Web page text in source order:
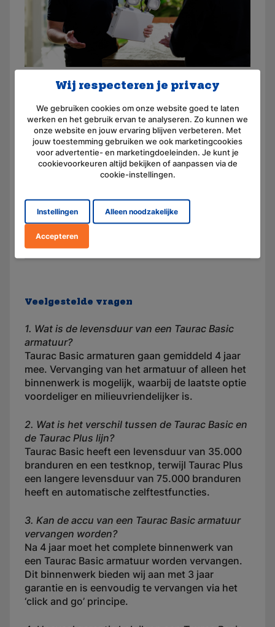
Service en advies
Wij hechten veel waarde aan langdurige
klantrelaties en streven naar een hoog
serviceniveau. Bij onze accountmanagers kun je
terecht voor al je vragen over onze producten
en service. Bezoek de contactpagina of ga
in je scherm.
Veelgestelde vragen
1. Wat is de levensduur van een Taurac Basic
armatuur?
Taurac Basic armaturen gaan gemiddeld 4 jaar
mee. Vervanging van het armatuur of alleen het
binnenwerk is mogelijk, waarbij de laatste optie
voordeliger en milieuvriendelijker is.
2. Wat is het verschil tussen de Taurac Basic en
de Taurac Plus lijn?
Taurac Basic heeft een levensduur van 35.000
branduren en een testknop, terwijl Taurac Plus
een langere levensduur van 75.000 branduren
heeft en automatische zelftestfuncties.
3. Kan de accu van een Taurac Basic armatuur
vervangen worden?
Na 4 jaar moet het complete binnenwerk van
een Taurac Basic armatuur worden vervangen.
Dit binnenwerk bieden wij aan met 3 jaar
garantie en is eenvoudig te vervangen via het
‘click and go’ principe.
Wij respecteren je privacy
We gebruiken cookies om onze website goed te laten
werken en het gebruik ervan te analyseren. Zo kunnen we
onze website en jouw ervaring blijven verbeteren. Met
jouw toestemming gebruiken we ook marketingcookies
voor advertentie- en marketingdoeleinden. Je kunt je
cookievoorkeuren altijd bekijken of aanpassen via de
cookie-instellingen.
Instellingen Alleen noodzakelijke
Accepteren